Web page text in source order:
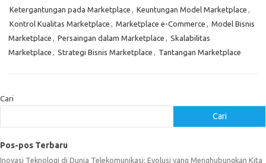
Ketergantungan pada Marketplace , Keuntungan Model Marketplace ,
Kontrol Kualitas Marketplace , Marketplace e-Commerce , Model Bisnis
Marketplace , Persaingan dalam Marketplace , Skalabilitas
Marketplace , Strategi Bisnis Marketplace , Tantangan Marketplace
Cari
Cari
Pos-pos Terbaru
Inovasi Teknologi di Dunia Telekomunikasi: Evolusi yang Menghubungkan Kita